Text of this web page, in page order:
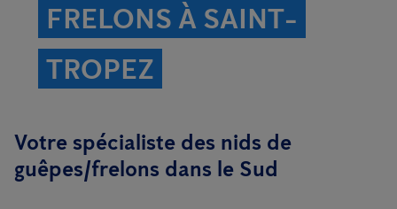
FRELONS À SAINT-
TROPEZ
Votre spécialiste des nids de
guêpes/frelons dans le Sud